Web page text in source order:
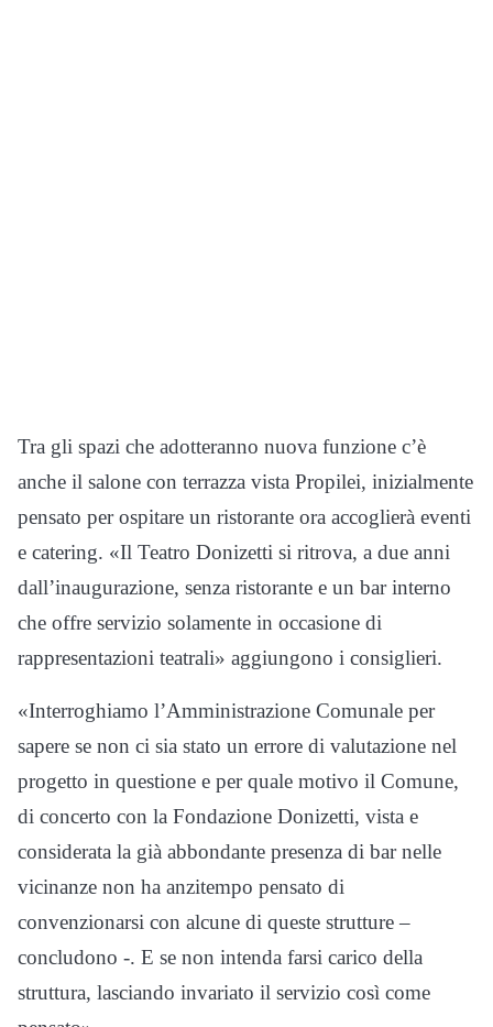
Tra gli spazi che adotteranno nuova funzione c’è
anche il salone con terrazza vista Propilei, inizialmente
pensato per ospitare un ristorante ora accoglierà eventi
e catering. «Il Teatro Donizetti si ritrova, a due anni
dall’inaugurazione, senza ristorante e un bar interno
che offre servizio solamente in occasione di
rappresentazioni teatrali» aggiungono i consiglieri.
«Interroghiamo l’Amministrazione Comunale per
sapere se non ci sia stato un errore di valutazione nel
progetto in questione e per quale motivo il Comune,
di concerto con la Fondazione Donizetti, vista e
considerata la già abbondante presenza di bar nelle
vicinanze non ha anzitempo pensato di
convenzionarsi con alcune di queste strutture –
concludono -. E se non intenda farsi carico della
struttura, lasciando invariato il servizio così come